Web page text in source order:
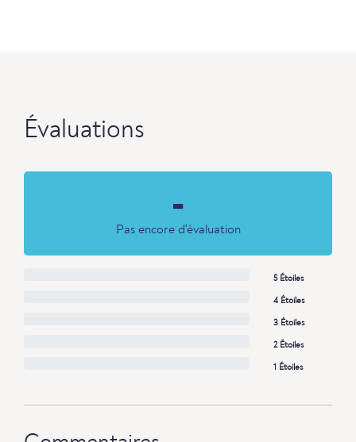
Évaluations
-
Pas encore d'évaluation
5 Étoiles
4 Étoiles
3 Étoiles
2 Étoiles
1 Étoiles